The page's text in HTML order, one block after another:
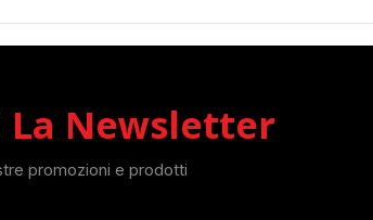
La Newsletter
promozioni e prodotti